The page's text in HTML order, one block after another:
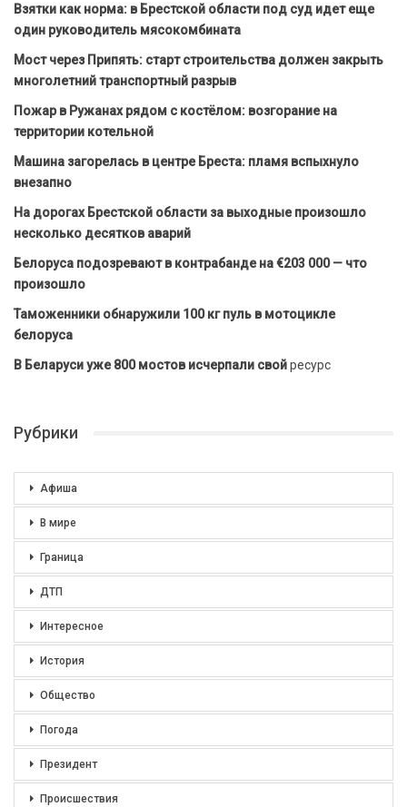
Взятки как норма: в Брестской области под суд идет еще
один руководитель мясокомбината
Мост через Припять: старт строительства должен закрыть
многолетний транспортный разрыв
Пожар в Ружанах рядом с костёлом: возгорание на
территории котельной
Машина загорелась в центре Бреста: пламя вспыхнуло
внезапно
На дорогах Брестской области за выходные произошло
несколько десятков аварий
Белоруса подозревают в контрабанде на €203 000 — что
произошло
Таможенники обнаружили 100 кг пуль в мотоцикле
белоруса
В Беларуси уже 800 мостов исчерпали свойресурс
Рубрики
Афиша
В мире
Граница
ДТП
Интересное
История
Общество
Погода
Президент
Происшествия